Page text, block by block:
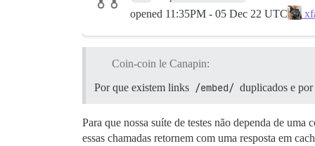
opened 11:35PM - 05 Dec 22 UTC
Coin-coin le Canapin:
Por que existem links /embed/ duplicados e
Para que nossa suíte de testes não dependa de
essas chamadas retornem com uma resposta em